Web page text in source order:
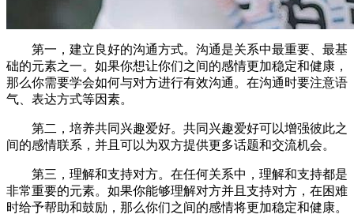
第一，建立良好的沟通方式。沟通是关系中最重要、最基
础的元素之一。如果你想让你们之间的感情更加稳定和健康，
那么你需要学会如何与对方进行有效沟通。在沟通时要注意语
气、表达方式等因素。
第二，培养共同兴趣爱好。共同兴趣爱好可以增强彼此之
间的感情联系，并且可以为双方提供更多话题和交流机会。
第三，理解和支持对方。在任何关系中，理解和支持都是
非常重要的元素。如果你能够理解对方并且支持对方，在困难
时给予帮助和鼓励，那么你们之间的感情将更加稳定和健康。